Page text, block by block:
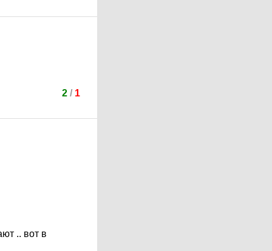
2/ 1
.. вот в